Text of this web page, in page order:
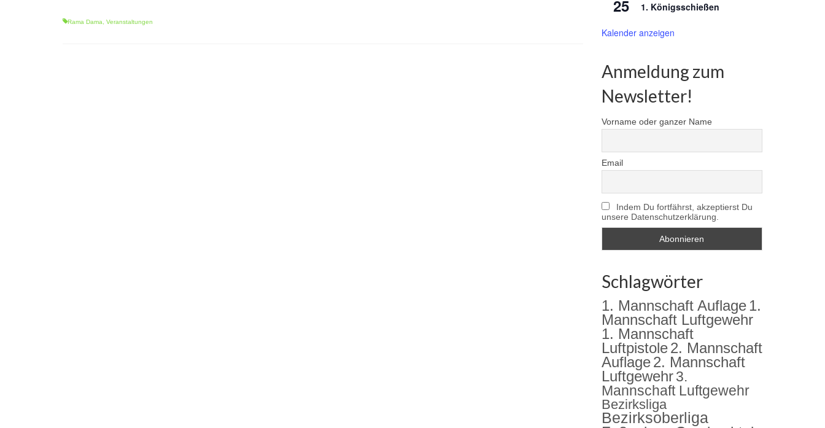
Rama Dama Veranstaltungen
25 1. Königsschießen
Kalender anzeigen
Anmeldung zum
Newsletter!
Vorname oder ganzer Name
Email
Indem Du fortfährst, akzeptierst Du
unsere Datenschutzerklärung.
Schlagwörter
1. Mannschaft Auflage 1.
Mannschaft Luftgewehr
1. Mannschaft
Luftpistole 2. Mannschaft
Auflage 2. Mannschaft
Luftgewehr 3.
Mannschaft Luftgewehr
Bezirksliga
Bezirksoberliga